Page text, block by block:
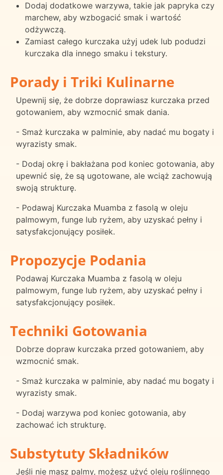
Dodaj dodatkowe warzywa, takie jak papryka czy
marchew, aby wzbogacić smak i wartość
odżywczą.
Zamiast całego kurczaka użyj udek lub podudzi
kurczaka dla innego smaku i tekstury.
Porady i Triki Kulinarne
Upewnij się, że dobrze doprawiasz kurczaka przed
gotowaniem, aby wzmocnić smak dania.
- Smaż kurczaka w palminie, aby nadać mu bogaty i
wyrazisty smak.
- Dodaj okrę i bakłażana pod koniec gotowania, aby
upewnić się, że są ugotowane, ale wciąż zachowują
swoją strukturę.
- Podawaj Kurczaka Muamba z fasolą w oleju
palmowym, funge lub ryżem, aby uzyskać pełny i
satysfakcjonujący posiłek.
Propozycje Podania
Podawaj Kurczaka Muamba z fasolą w oleju
palmowym, funge lub ryżem, aby uzyskać pełny i
satysfakcjonujący posiłek.
Techniki Gotowania
Dobrze dopraw kurczaka przed gotowaniem, aby
wzmocnić smak.
- Smaż kurczaka w palminie, aby nadać mu bogaty i
wyrazisty smak.
- Dodaj warzywa pod koniec gotowania, aby
zachować ich strukturę.
Substytuty Składników
Jeśli nie masz palmy, możesz użyć oleju roślinnego